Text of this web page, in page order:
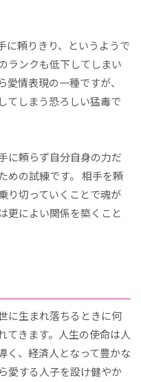
に頼りきり、というようで
ランクも低下してしまい
情表現の一種ですが、
てしまう恐ろしい猛毒で
に頼らず自分自身の力だ
めの試練です。 相手を頼
り切っていくことで魂が
更によい関係を築くこと
に生まれ落ちるときに何
てきます。人生の使命は人
く、経済人となって豊かな
愛する人子を設け健やか